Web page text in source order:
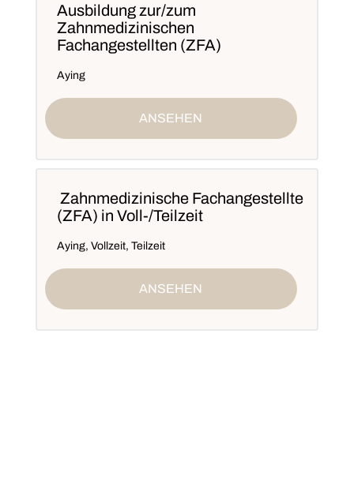
Ausbildung zur/zum
Zahnmedizinischen
Fachangestellten (ZFA)
Aying
ANSEHEN
Zahnmedizinische Fachangestellte
(ZFA) in Voll-/Teilzeit
Aying, Vollzeit, Teilzeit
ANSEHEN